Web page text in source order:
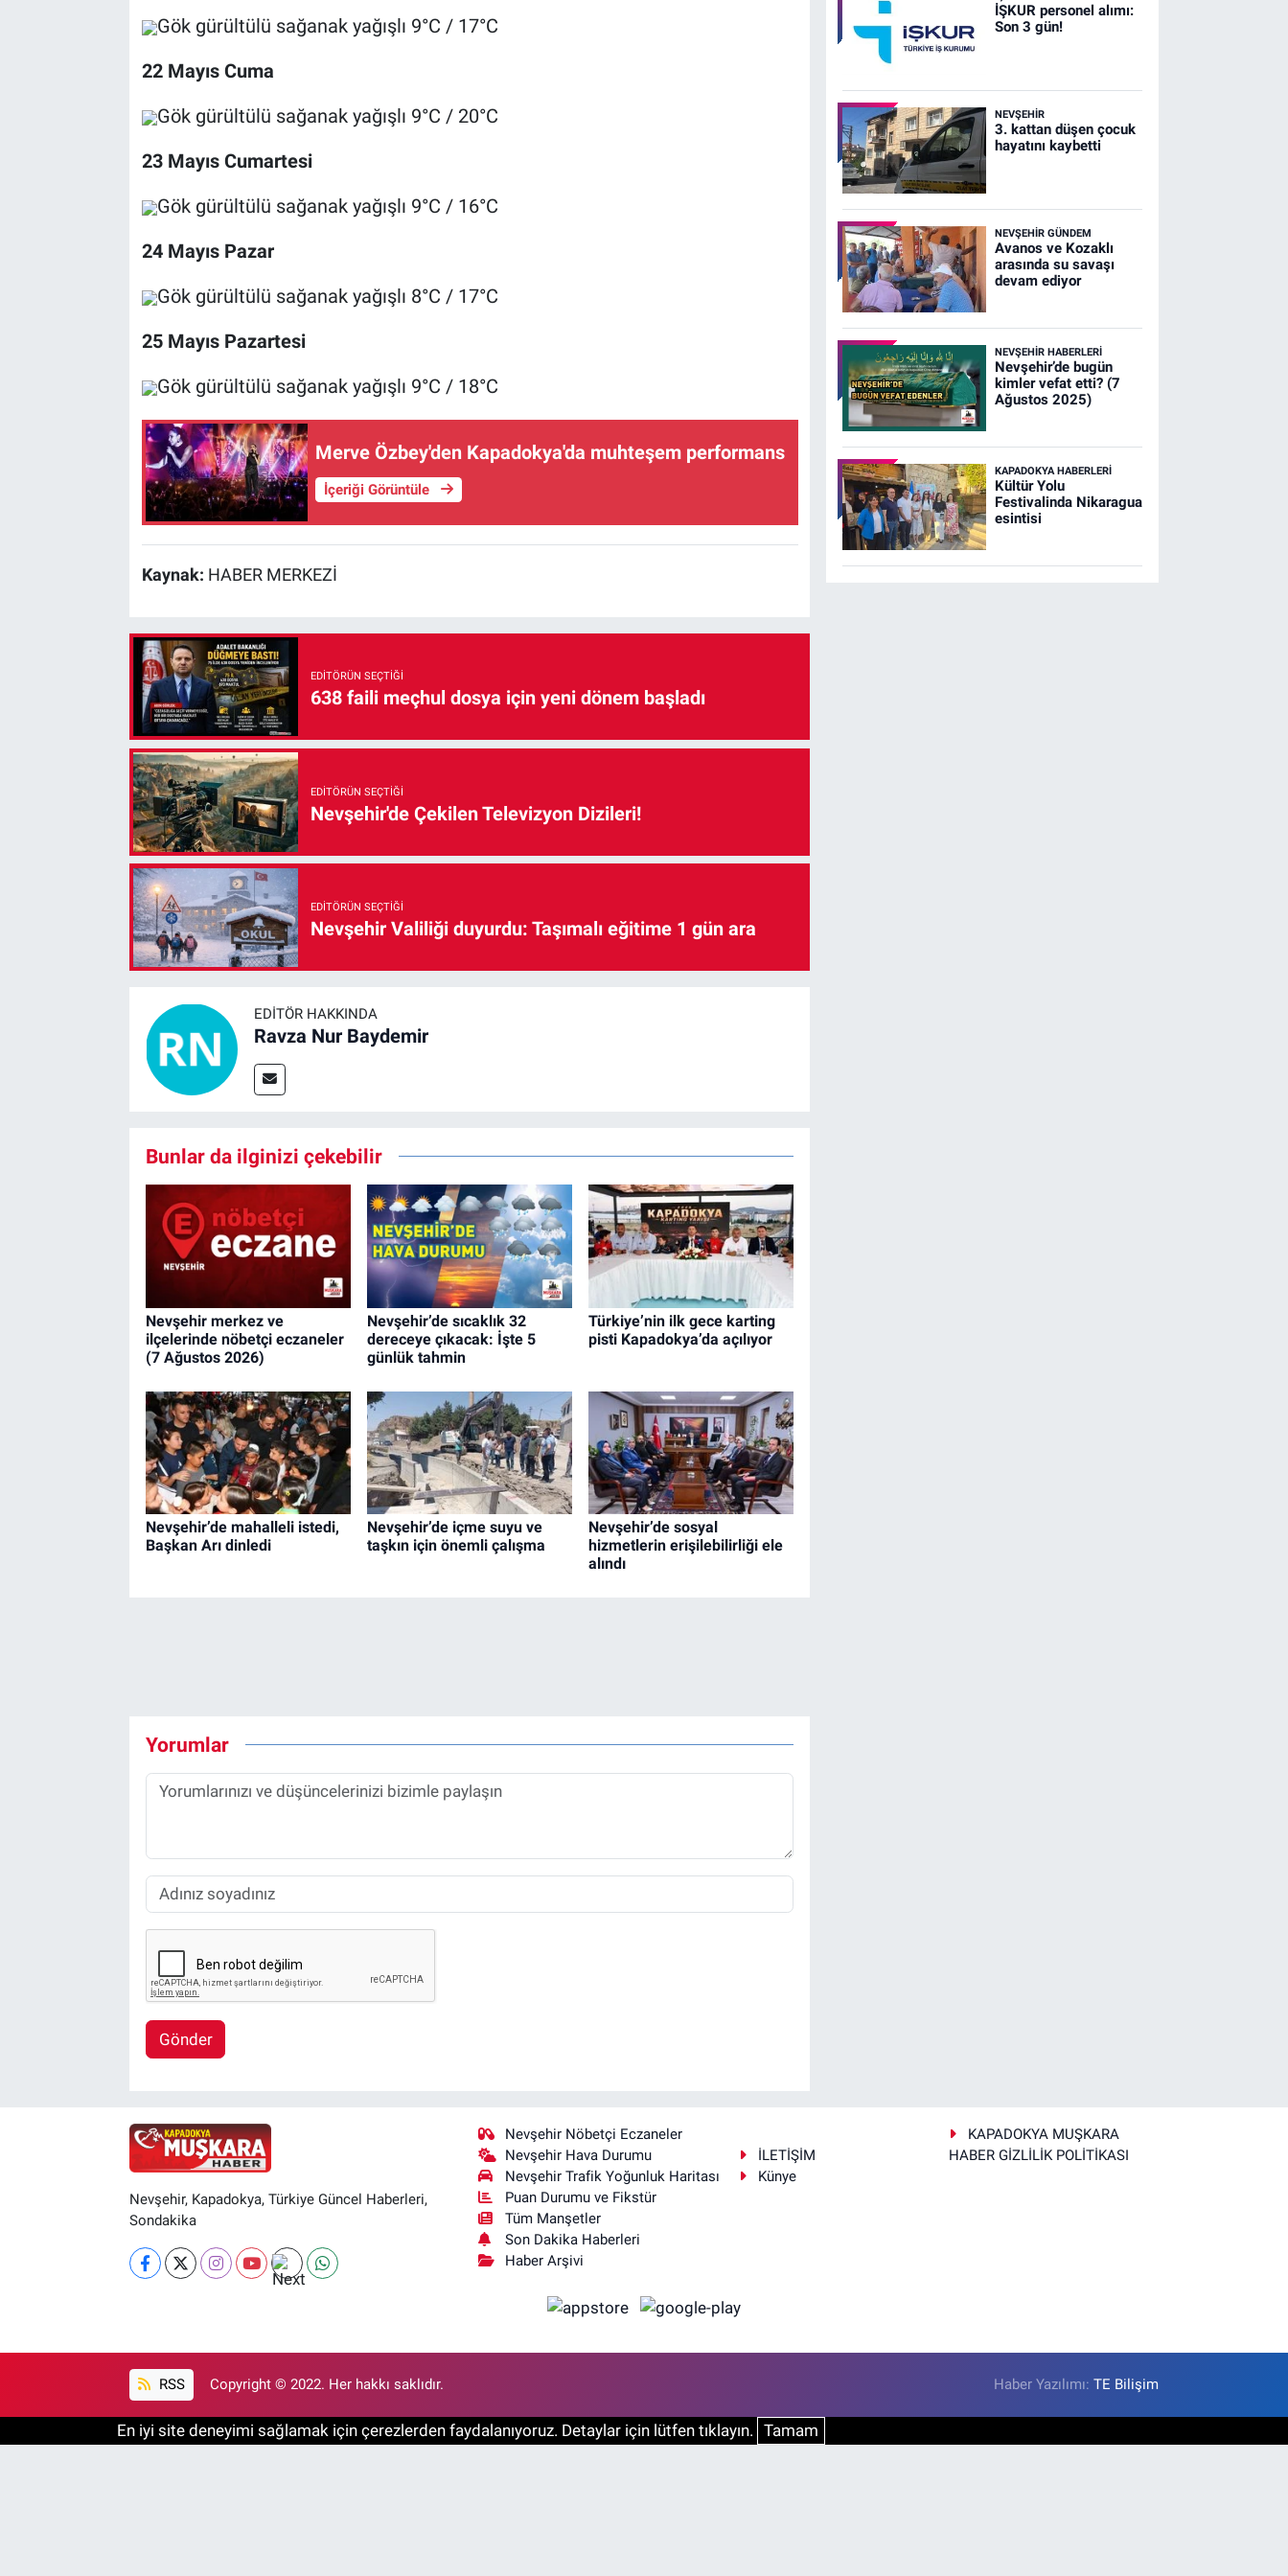
Gök gürültülü sağanak yağışlı 9°C / 17°C
22 Mayıs Cuma
Gök gürültülü sağanak yağışlı 9°C / 20°C
23 Mayıs Cumartesi
Gök gürültülü sağanak yağışlı 9°C / 16°C
24 Mayıs Pazar
Gök gürültülü sağanak yağışlı 8°C / 17°C
25 Mayıs Pazartesi
Gök gürültülü sağanak yağışlı 9°C / 18°C
Merve Özbey'den Kapadokya'da muhteşem performans
İçeriği Görüntüle
Kaynak: HABER MERKEZİ
EDITÖRÜN SEÇTIĞI
638 faili meçhul dosya için yeni dönem başladı
EDITÖRÜN SEÇTIĞI
Nevşehir'de Çekilen Televizyon Dizileri!
EDITÖRÜN SEÇTIĞI
Nevşehir Valiliği duyurdu: Taşımalı eğitime 1 gün ara
EDITÖR HAKKINDA
Ravza Nur Baydemir
Bunlar da ilginizi çekebilir
Nevşehir merkez ve
ilçelerinde nöbetçi eczaneler
(7 Ağustos 2026)
Nevşehir’de sıcaklık 32
dereceye çıkacak: İşte 5
günlük tahmin
Türkiye’nin ilk gece karting
pisti Kapadokya’da açılıyor
Nevşehir’de mahalleli istedi,
Başkan Arı dinledi
Nevşehir’de içme suyu ve
taşkın için önemli çalışma
Nevşehir’de sosyal
hizmetlerin erişilebilirliği ele
alındı
Yorumlar
Gönder
İŞKUR personel alımı:
Son 3 gün!
NEVŞEHIR
3. kattan düşen çocuk
hayatını kaybetti
NEVŞEHIR GÜNDEM
Avanos ve Kozaklı
arasında su savaşı
devam ediyor
NEVŞEHIR HABERLERI
Nevşehir’de bugün
kimler vefat etti? (7
Ağustos 2025)
KAPADOKYA HABERLERI
Kültür Yolu
Festivalinda Nikaragua
esintisi
Nevşehir, Kapadokya, Türkiye Güncel Haberleri,
Sondakika
Nevşehir Nöbetçi Eczaneler
Nevşehir Hava Durumu
Nevşehir Trafik Yoğunluk Haritası
Puan Durumu ve Fikstür
Tüm Manşetler
Son Dakika Haberleri
Haber Arşivi
İLETİŞİM
KAPADOKYA MUŞKARA
HABER GİZLİLİK POLİTİKASI
Künye
RSS Copyright © 2022. Her hakkı saklıdır. Haber Yazılımı:TE Bilişim
En iyi site deneyimi sağlamak için çerezlerden faydalanıyoruz. Detaylar için lütfen tıklayın. Tamam